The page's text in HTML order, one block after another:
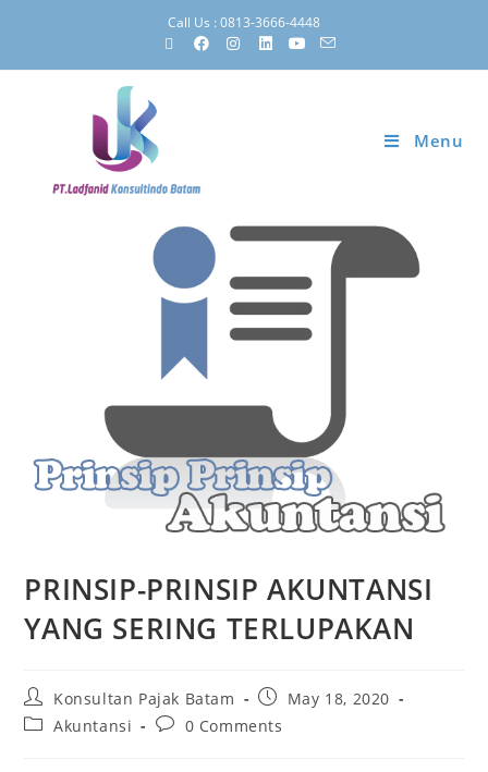
Call Us : 0813-3666-4448
Menu
PRINSIP-PRINSIP AKUNTANSI
YANG SERING TERLUPAKAN
Konsultan Pajak Batam
May 18, 2020
Akuntansi
0 Comments